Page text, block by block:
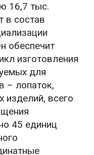
16,7 тыс.
в состав
обеспечит
изготовления
для
– лопаток,
изделий, всего
45 единиц